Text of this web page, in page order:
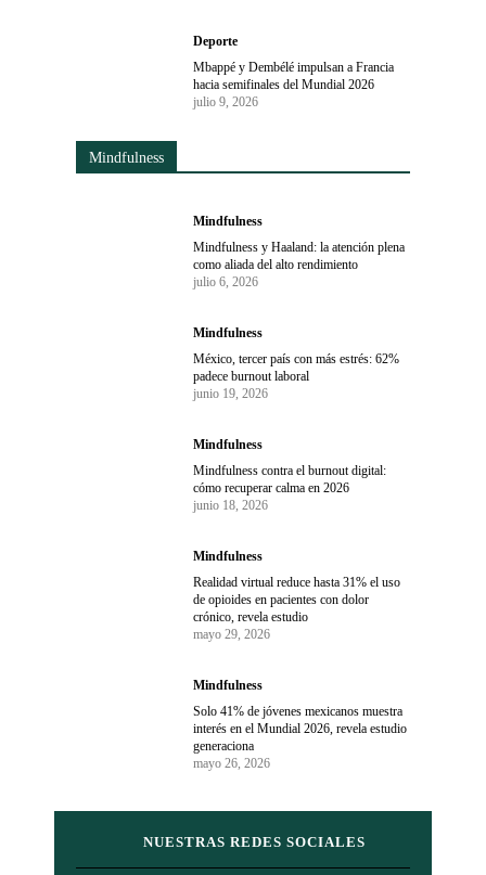
Deporte
Mbappé y Dembélé impulsan a Francia
hacia semifinales del Mundial 2026
julio 9, 2026
Mindfulness
Mindfulness
Mindfulness y Haaland: la atención plena
como aliada del alto rendimiento
julio 6, 2026
Mindfulness
México, tercer país con más estrés: 62%
padece burnout laboral
junio 19, 2026
Mindfulness
Mindfulness contra el burnout digital:
cómo recuperar calma en 2026
junio 18, 2026
Mindfulness
Realidad virtual reduce hasta 31% el uso
de opioides en pacientes con dolor
crónico, revela estudio
mayo 29, 2026
Mindfulness
Solo 41% de jóvenes mexicanos muestra
interés en el Mundial 2026, revela estudio
generaciona
mayo 26, 2026
NUESTRAS REDES SOCIALES